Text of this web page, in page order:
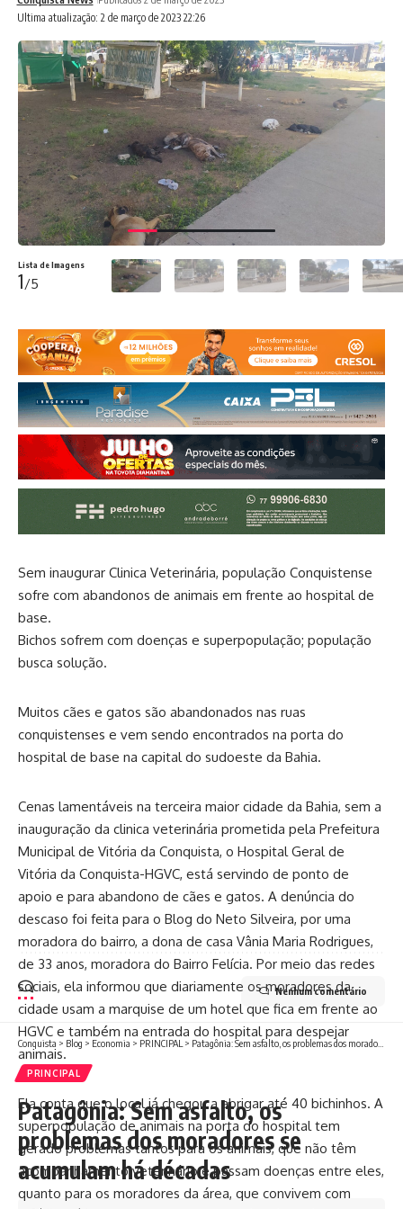
Ultima atualização: 2 de março de 2023 22:26
Lista de Imagens
1/5
Sem inaugurar Clinica Veterinária, população Conquistense
sofre com abandonos de animais em frente ao hospital de
base.
Bichos sofrem com doenças e superpopulação; população
busca solução.
Muitos cães e gatos são abandonados nas ruas
conquistenses e vem sendo encontrados na porta do
hospital de base na capital do sudoeste da Bahia.
Cenas lamentáveis na terceira maior cidade da Bahia, sem a
inauguração da clinica veterinária prometida pela Prefeitura
Municipal de Vitória da Conquista, o Hospital Geral de
Vitória da Conquista-HGVC, está servindo de ponto de
apoio e para abandono de cães e gatos. A denúncia do
descaso foi feita para o Blog do Neto Silveira, por uma
moradora do bairro, a dona de casa Vânia Maria Rodrigues,
de 33 anos, moradora do Bairro Felícia. Por meio das redes
sociais, ela informou que diariamente os moradores da
cidade usam a marquise de um hotel que fica em frente ao
HGVC e também na entrada do hospital para despejar
animais.
Ela conta que o local já chegou a abrigar até 40 bichinhos. A
superpopulação de animais na porta do hospital tem
gerado problemas tantos para os animais, que não têm
acompanhamento veterinário e passam doenças entre eles,
quanto para os moradores da área, que convivem com
Nenhum comentário
Conquista > Blog > Economia > PRINCIPAL > Patagônia: Sem asfalto, os problemas dos moradores se acumulam há décadas
PRINCIPAL
Patagônia: Sem asfalto, os
problemas dos moradores se
acumulam há décadas